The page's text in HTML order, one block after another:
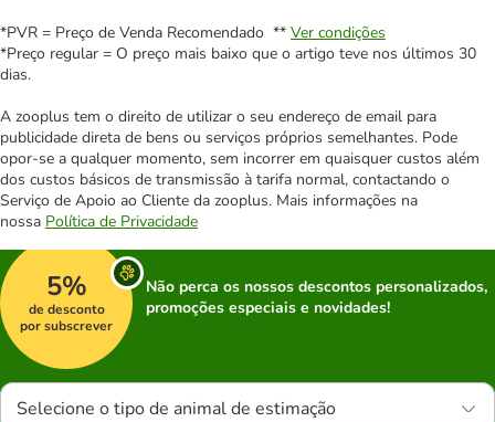
*PVR = Preço de Venda Recomendado ** Ver condições
*Preço regular = O preço mais baixo que o artigo teve nos últimos 30
dias.
A zooplus tem o direito de utilizar o seu endereço de email para
publicidade direta de bens ou serviços próprios semelhantes. Pode
opor-se a qualquer momento, sem incorrer em quaisquer custos além
dos custos básicos de transmissão à tarifa normal, contactando o
Serviço de Apoio ao Cliente da zooplus. Mais informações na
nossa Política de Privacidade
5%
de desconto
por subscrever
Não perca os nossos descontos personalizados,
promoções especiais e novidades!
Selecione o tipo de animal de estimação